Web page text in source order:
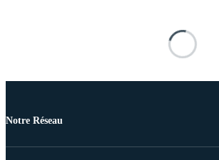
Notre Réseau